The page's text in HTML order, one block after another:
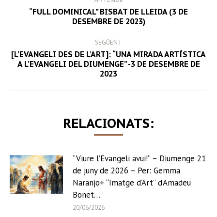
NAVIGATIONPrevious
“FULL DOMINICAL” BISBAT DE LLEIDA (3 DE
DESEMBRE DE 2023)
SEGÜENT
Next
post:
[L’EVANGELI DES DE L’ART]: “UNA MIRADA ARTÍSTICA
A L’EVANGELI DEL DIUMENGE” -3 DE DESEMBRE DE
2023
RELACIONATS:
“Viure l’Evangeli avui!” – Diumenge 21
de juny de 2026 – Per: Gemma
Naranjo+ “Imatge d’Art” d’Amadeu
Bonet…
20/06/2026